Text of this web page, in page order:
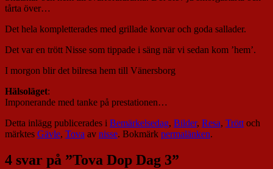
tårta över…
Det hela kompletterades med grillade korvar och goda sallader.
Det var en trött Nisse som tippade i säng när vi sedan kom ’hem’.
I morgon blir det bilresa hem till Vänersborg
Hälsoläget:
Imponerande med tanke på prestationen…
Detta inlägg publicerades i Bemärkelsedag, Bilder, Resa, Tröttoch
märktes Gävle, Tova av nisse. Bokmärk permalänken.
4 svar på ”Tova Dop Dag 3”